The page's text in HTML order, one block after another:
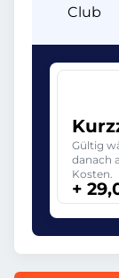
Club
Gültig
danach
Kosten.
+